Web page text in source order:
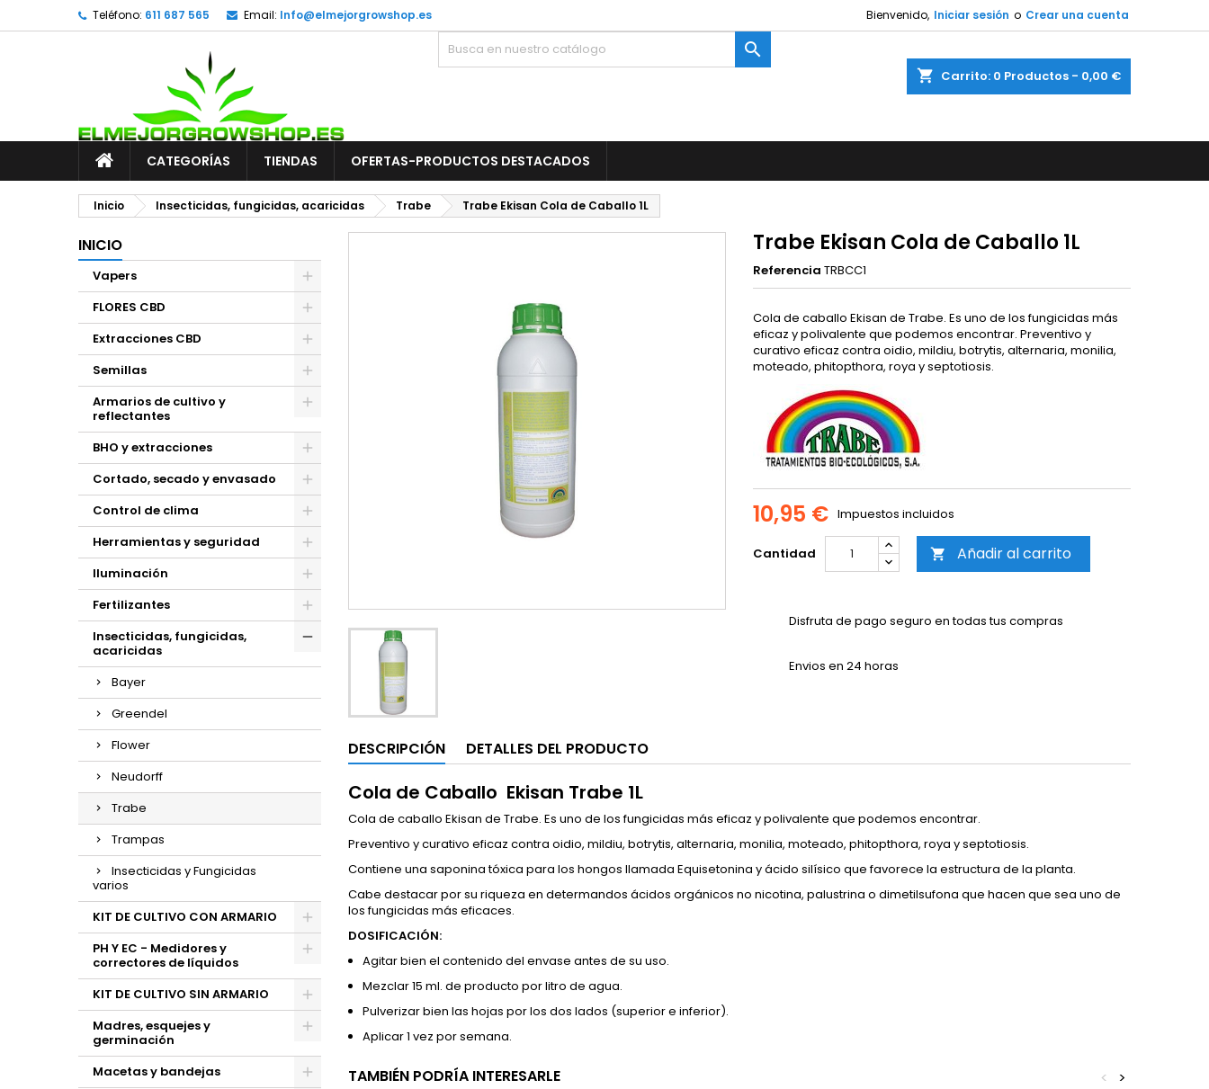
Teléfono: 611 687 565 Email: Info@elmejorgrowshop.es Bienvenido, Iniciar sesión o Crear una cuenta
shopping_cart Carrito: 0 Productos - 0,00 €

CATEGORÍAS TIENDAS OFERTAS-PRODUCTOS DESTACADOS
Inicio Insecticidas, fungicidas, acaricidas Trabe Trabe Ekisan Cola de Caballo 1L
INICIO
Vapers
FLORES CBD
Extracciones CBD
Semillas
Armarios de cultivo y
reflectantes
BHO y extracciones
Cortado, secado y envasado
Control de clima
Herramientas y seguridad
Iluminación
Fertilizantes
Insecticidas, fungicidas,
acaricidas
Bayer
Greendel
Flower
Neudorff
Trabe
Trampas
Insecticidas y Fungicidas
varios
KIT DE CULTIVO CON ARMARIO
PH Y EC - Medidores y
correctores de líquidos
KIT DE CULTIVO SIN ARMARIO
Madres, esquejes y
germinación
Macetas y bandejas
Trabe Ekisan Cola de Caballo 1L
Referencia TRBCC1
Cola de caballo Ekisan de Trabe. Es uno de los fungicidas más
eficaz y polivalente que podemos encontrar. Preventivo y
curativo eficaz contra oidio, mildiu, botrytis, alternaria, monilia,
moteado, phitopthora, roya y septotiosis.
10,95 € Impuestos incluidos
Cantidad  Añadir al carrito
Disfruta de pago seguro en todas tus compras
Envios en 24 horas
DESCRIPCIÓN DETALLES DEL PRODUCTO
Cola de Caballo Ekisan Trabe 1L
Cola de caballo Ekisan de Trabe. Es uno de los fungicidas más eficaz y polivalente que podemos encontrar.
Preventivo y curativo eficaz contra oidio, mildiu, botrytis, alternaria, monilia, moteado, phitopthora, roya y septotiosis.
Contiene una saponina tóxica para los hongos llamada Equisetonina y ácido silísico que favorece la estructura de la planta.
Cabe destacar por su riqueza en determandos ácidos orgánicos no nicotina, palustrina o dimetilsufona que hacen que sea uno de
los fungicidas más eficaces.
DOSIFICACIÓN:
Agitar bien el contenido del envase antes de su uso.
Mezclar 15 ml. de producto por litro de agua.
Pulverizar bien las hojas por los dos lados (superior e inferior).
Aplicar 1 vez por semana.
TAMBIÉN PODRÍA INTERESARLE >
<